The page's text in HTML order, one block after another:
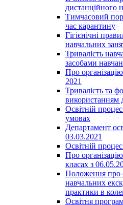
дистанційного
Тимчасовий
час карантину
Гігієнічні
навчальних
Тривалість
засобами
Про
2021
Тривалість та
використанням
Освітній
умовах
Департамент
03.03.2021
Освітній
Про
класах з
Положення про
навчальних
практики в
Освітня